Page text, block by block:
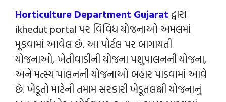
Horticulture Department Gujarat દ્વારા
ikhedut portal પર વિવિધ યોજનાઓ અમલમાં
મૂકવામાં આવેલ છે. આ પોર્ટલ પર બાગાયતી
યોજનાઓ, ખેતીવાડીની યોજના પશુપાલનની યોજના,
અને મત્સ્ય પાલનની યોજનાઓ બહાર પાડવામાં આવે
છે. ખેડૂતો માટેની તમામ સરકારી ખેડૂતલક્ષી યોજનાનું